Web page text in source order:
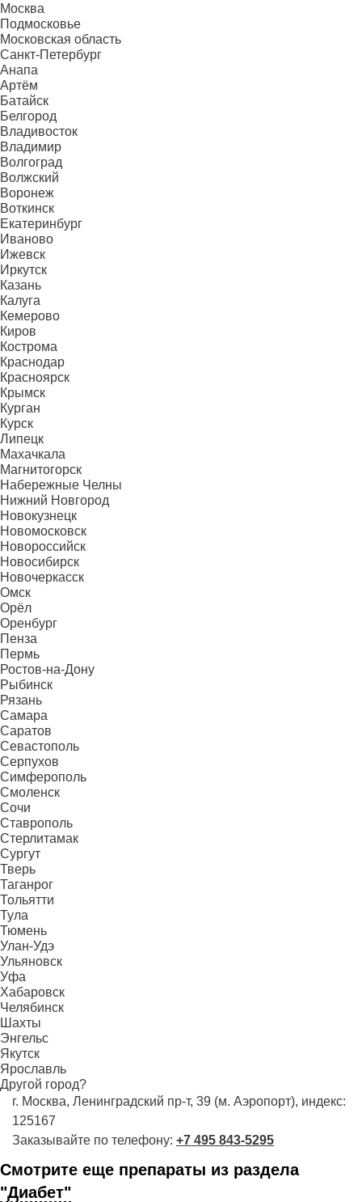
Москва
Подмосковье
Московская область
Санкт-Петербург
Анапа
Артём
Батайск
Белгород
Владивосток
Владимир
Волгоград
Волжский
Воронеж
Воткинск
Екатеринбург
Иваново
Ижевск
Иркутск
Казань
Калуга
Кемерово
Киров
Кострома
Краснодар
Красноярск
Крымск
Курган
Курск
Липецк
Махачкала
Магнитогорск
Набережные Челны
Нижний Новгород
Новокузнецк
Новомосковск
Новороссийск
Новосибирск
Новочеркасск
Омск
Орёл
Оренбург
Пенза
Пермь
Ростов-на-Дону
Рыбинск
Рязань
Самара
Саратов
Севастополь
Серпухов
Симферополь
Смоленск
Сочи
Ставрополь
Стерлитамак
Сургут
Тверь
Таганрог
Тольятти
Тула
Тюмень
Улан-Удэ
Ульяновск
Уфа
Хабаровск
Челябинск
Шахты
Энгельс
Якутск
Ярославль
Другой город?
г. Москва, Ленинградский пр-т, 39 (м. Аэропорт), индекс:
125167
Заказывайте по телефону: +7 495 843-5295
Смотрите еще препараты из раздела
"Диабет"